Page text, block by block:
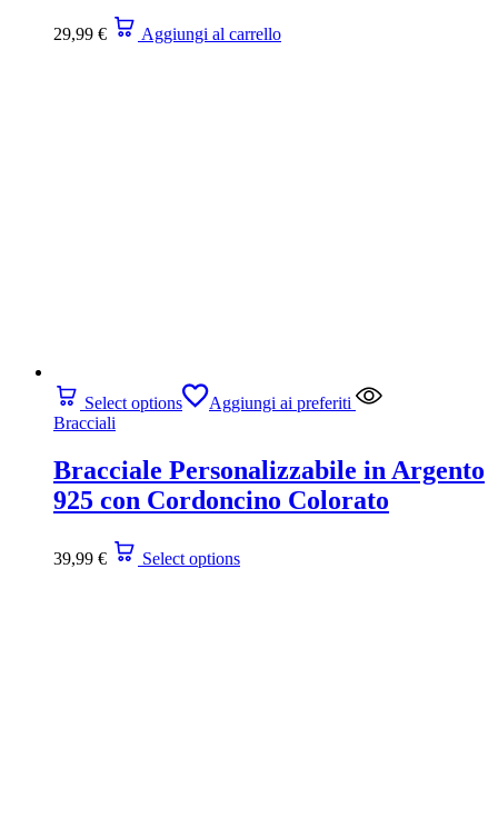
29,99 € Aggiungi al carrello
Select options
Aggiungi ai preferiti
Bracciali
Bracciale Personalizzabile in Argento
925 con Cordoncino Colorato
39,99 € Select options